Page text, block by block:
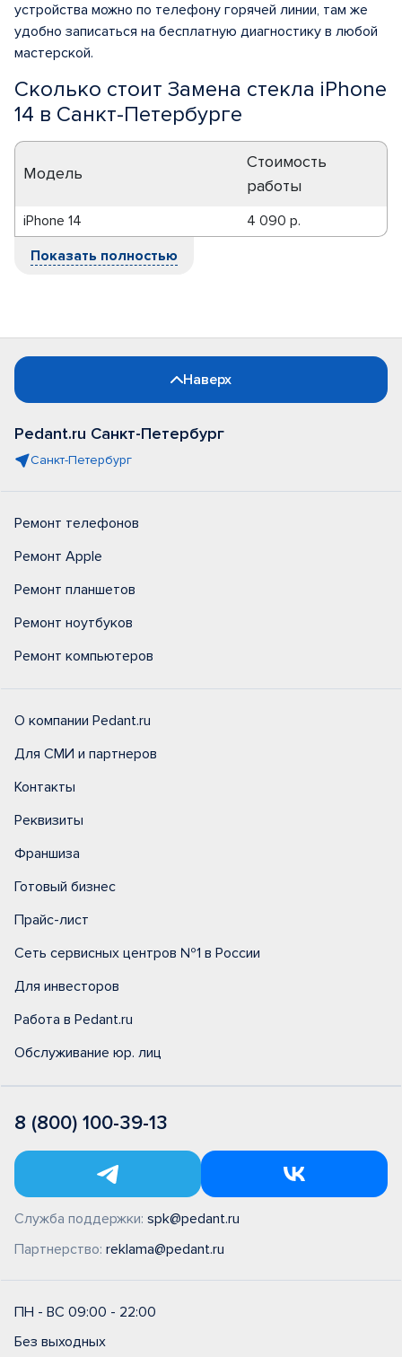
устройства можно по телефону горячей линии, там же
удобно записаться на бесплатную диагностику в любой
мастерской.
Сколько стоит Замена стекла iPhone
14 в Санкт-Петербурге
Модель
Стоимость
работы
iPhone 14
4 090 р.
Показать полностью
Наверх
Pedant.ru Санкт-Петербург
Санкт-Петербург
Ремонт телефонов
Ремонт Apple
Ремонт планшетов
Ремонт ноутбуков
Ремонт компьютеров
О компании Pedant.ru
Для СМИ и партнеров
Контакты
Реквизиты
Франшиза
Готовый бизнес
Прайс-лист
Сеть сервисных центров №1 в России
Для инвесторов
Работа в Pedant.ru
Обслуживание юр. лиц
8 (800) 100-39-13
Служба поддержки: spk@pedant.ru
Партнерство: reklama@pedant.ru
ПН - ВС 09:00 - 22:00
Без выходных